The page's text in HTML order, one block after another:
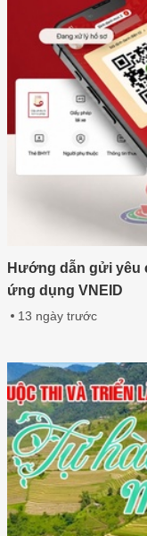
Hướng dẫn gửi yêu
ứng dụng VNEID
13 ngày trước